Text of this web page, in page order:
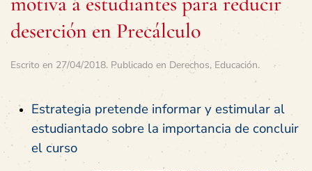
deserción en Precálculo
Escrito en 27/04/2018. Publicado en Derechos, Educación.
Estrategia pretende informar y estimular al
estudiantado sobre la importancia de concluir
el curso